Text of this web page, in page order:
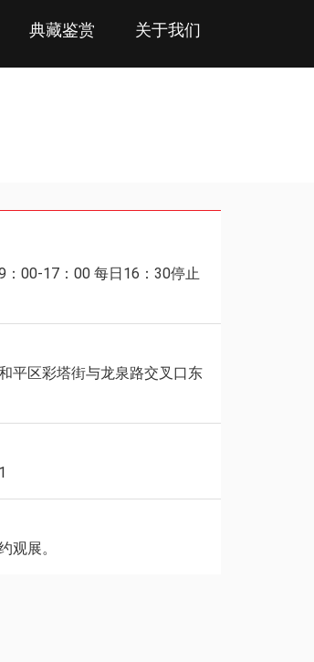
典藏鉴赏 关于我们
：00-17：00 每日16：30停止
平区彩塔街与龙泉路交叉口东
观展。